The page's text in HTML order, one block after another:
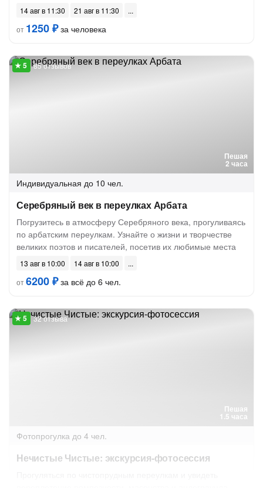
14 авг в 11:30
21 авг в 11:30
от 1250 ₽за человека
Пешая
2 часа
85 отзывов
Индивидуальная до 10 чел.
Серебряный век в переулках Арбата
Погрузитесь в атмосферу Серебряного века, прогуливаясь
по арбатским переулкам. Узнайте о жизни и творчестве
великих поэтов и писателей, посетив их любимые места
13 авг в 10:00
14 авг в 10:00
от6200 ₽за всё до 6 чел.
Пешая
1.5 часа
32 отзыва
Фотопрогулка до 4 чел.
Нечистые Чистые: экскурсия-фотосессия